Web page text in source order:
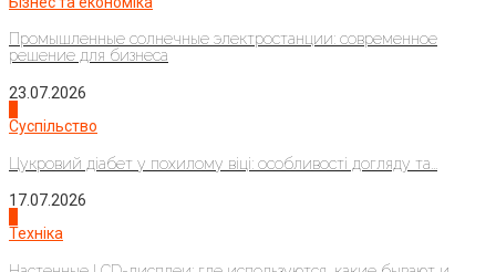
Промышленные солнечные электростанции: современное
решение для бизнеса
23.07.2026
Суспільство
Цукровий діабет у похилому віці: особливості догляду та...
17.07.2026
Техніка